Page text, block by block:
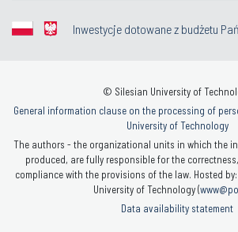
Inwestycje dotowane z budżetu
© Silesian University of
General information clause on the processing of
University of Technology
The authors - the organizational units in which the
produced, are fully responsible for the
compliance with the provisions of the law. Hosted
University of Technology (
Data availability statement